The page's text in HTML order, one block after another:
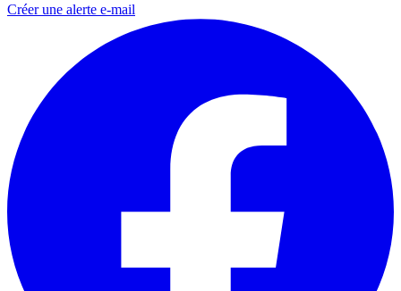
Créer une alerte e-mail